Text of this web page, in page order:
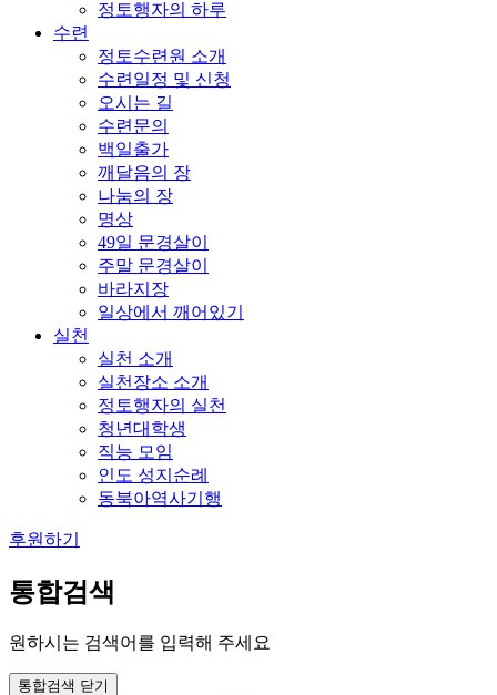
정토행자의 하루
수련
정토수련원 소개
수련일정 및 신청
오시는 길
수련문의
백일출가
깨달음의 장
나눔의 장
명상
49일 문경살이
주말 문경살이
바라지장
일상에서 깨어있기
실천
실천 소개
실천장소 소개
정토행자의 실천
청년대학생
직능 모임
인도 성지순례
동북아역사기행
후원하기
통합검색
원하시는 검색어를 입력해 주세요
통합검색 닫기